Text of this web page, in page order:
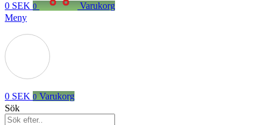
0 SEK 0
Varukorg
Meny
0 SEK 0 Varukorg
Sök